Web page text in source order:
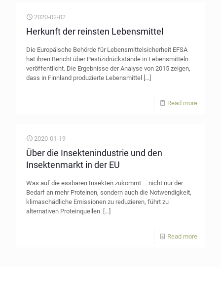
2020-02-02
Herkunft der reinsten Lebensmittel
Die Europäische Behörde für Lebensmittelsicherheit EFSA
hat ihren Bericht über Pestizidrückstände in Lebensmitteln
veröffentlicht. Die Ergebnisse der Analyse von 2015 zeigen,
dass in Finnland produzierte Lebensmittel […]
Read more
2020-01-19
Über die Insektenindustrie und den
Insektenmarkt in der EU
Was auf die essbaren Insekten zukommt – nicht nur der
Bedarf an mehr Proteinen, sondern auch die Notwendigkeit,
klimaschädliche Emissionen zu reduzieren, führt zu
alternativen Proteinquellen. […]
Read more